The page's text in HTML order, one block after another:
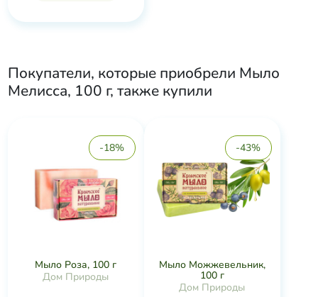
Покупатели, которые приобрели Мыло
Мелисса, 100 г, также купили
-18%
Мыло Роза, 100 г
Дом Природы
-43%
Мыло Можжевельник,
100 г
Дом Природы